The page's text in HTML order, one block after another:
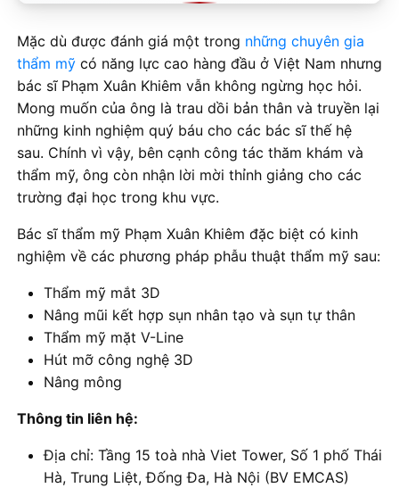
Mặc dù được đánh giá một trong những chuyên gia
thẩm mỹ có năng lực cao hàng đầu ở Việt Nam nhưng
bác sĩ Phạm Xuân Khiêm vẫn không ngừng học hỏi.
Mong muốn của ông là trau dồi bản thân và truyền lại
những kinh nghiệm quý báu cho các bác sĩ thế hệ
sau. Chính vì vậy, bên cạnh công tác thăm khám và
thẩm mỹ, ông còn nhận lời mời thỉnh giảng cho các
trường đại học trong khu vực.
Bác sĩ thẩm mỹ Phạm Xuân Khiêm đặc biệt có kinh
nghiệm về các phương pháp phẫu thuật thẩm mỹ sau:
Thẩm mỹ mắt 3D
Nâng mũi kết hợp sụn nhân tạo và sụn tự thân
Thẩm mỹ mặt V-Line
Hút mỡ công nghệ 3D
Nâng mông
Thông tin liên hệ:
Địa chỉ: Tầng 15 toà nhà Viet Tower, Số 1 phố Thái
Hà, Trung Liệt, Đống Đa, Hà Nội (BV EMCAS)